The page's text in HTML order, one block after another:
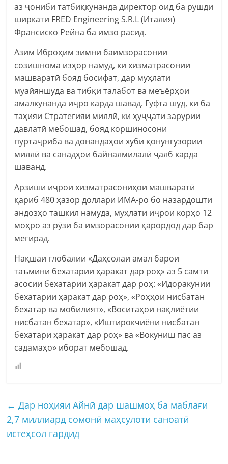
аз ҷониби татбиқкунанда директор оид ба рушди
ширкати FRED Engineering S.R.L (Италия)
Франсиско Рейна ба имзо расид.
Азим Иброҳим зимни баимзорасонии
созишнома изҳор намуд, ки хизматрасонии
машваратӣ бояд босифат, дар муҳлати
муайяншуда ва тибқи талабот ва меъёрҳои
амалкунанда иҷро карда шавад. Гуфта шуд, ки ба
таҳияи Стратегияи миллӣ, ки ҳуҷҷати зарурии
давлатӣ мебошад, бояд коршиносони
пуртаҷриба ва донандаҳои хуби қонунгузории
миллӣ ва санадҳои байналмилалӣ ҷалб карда
шаванд.
Арзиши иҷрои хизматрасониҳои машваратӣ
қариб 480 ҳазор доллари ИМА-ро бо назардошти
андозҳо ташкил намуда, муҳлати иҷрои корҳо 12
моҳро аз рӯзи ба имзорасонии қарордод дар бар
мегирад.
Нақшаи глобалии «Даҳсолаи амал барои
таъмини бехатарии ҳаракат дар роҳ» аз 5 самти
асосии бехатарии ҳаракат дар роҳ: «Идоракунии
бехатарии ҳаракат дар роҳ», «Роҳҳои нисбатан
бехатар ва мобилият», «Воситаҳои нақлиётии
нисбатан бехатар», «Иштирокчиёни нисбатан
бехатари ҳаракат дар роҳ» ва «Вокуниш пас аз
садамаҳо» иборат мебошад.
← Дар ноҳияи Айнӣ дар шашмоҳ ба маблағи
2,7 миллиард сомонӣ маҳсулоти саноатӣ
истеҳсол гардид